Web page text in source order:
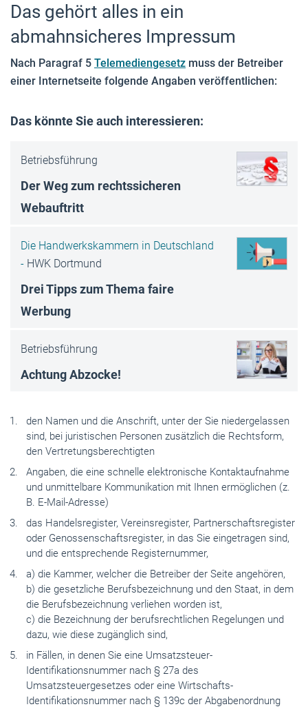
Das gehört alles in ein
abmahnsicheres Impressum
Nach Paragraf 5 Telemediengesetz muss der Betreiber
einer Internetseite folgende Angaben veröffentlichen:
Das könnte Sie auch interessieren:
Betriebsführung
Der Weg zum rechtssicheren
Webauftritt
Die Handwerkskammern in Deutschland
- HWK Dortmund
Drei Tipps zum Thema faire
Werbung
Betriebsführung
Achtung Abzocke!
den Namen und die Anschrift, unter der Sie niedergelassen
sind, bei juristischen Personen zusätzlich die Rechtsform,
den Vertretungsberechtigten
Angaben, die eine schnelle elektronische Kontaktaufnahme
und unmittelbare Kommunikation mit Ihnen ermöglichen (z.
B. E-Mail-Adresse)
das Handelsregister, Vereinsregister, Partnerschaftsregister
oder Genossenschaftsregister, in das Sie eingetragen sind,
und die entsprechende Registernummer,
a) die Kammer, welcher die Betreiber der Seite angehören,
b) die gesetzliche Berufsbezeichnung und den Staat, in dem
die Berufsbezeichnung verliehen worden ist,
c) die Bezeichnung der berufsrechtlichen Regelungen und
dazu, wie diese zugänglich sind,
in Fällen, in denen Sie eine Umsatzsteuer-
Identifikationsnummer nach § 27a des
Umsatzsteuergesetzes oder eine Wirtschafts-
Identifikationsnummer nach § 139c der Abgabenordnung